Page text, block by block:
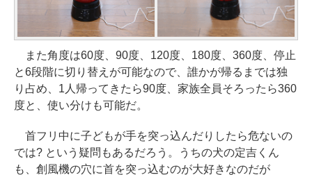
また角度は60度、90度、120度、180度、360度、停止
と6段階に切り替えが可能なので、誰かが帰るまでは独
り占め、1人帰ってきたら90度、家族全員そろったら360
度と、使い分けも可能だ。
首フリ中に子どもが手を突っ込んだりしたら危ないの
では? という疑問もあるだろう。うちの犬の定吉くん
も、創風機の穴に首を突っ込むのが大好きなのだが